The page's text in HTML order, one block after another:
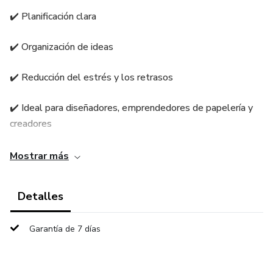
✔️ Planificación clara
✔️ Organización de ideas
✔️ Reducción del estrés y los retrasos
✔️ Ideal para diseñadores, emprendedores de papelería y
creadores
Funciona como un planner creativo para llevar proyectos
Mostrar más
Detalles
Garantía de 7 días